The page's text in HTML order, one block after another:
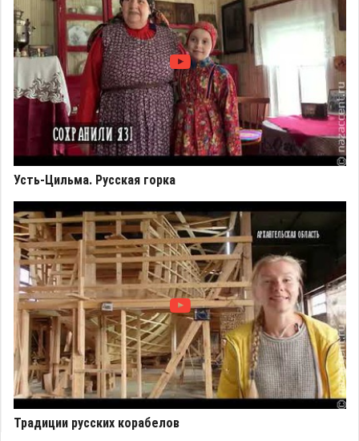
Усть-Цильма. Русская горка
Традиции русских корабелов